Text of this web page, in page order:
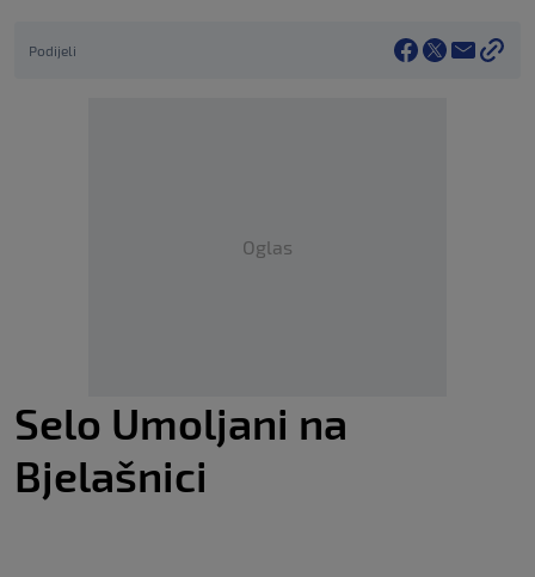
Podijeli
Oglas
Selo Umoljani na
Bjelašnici